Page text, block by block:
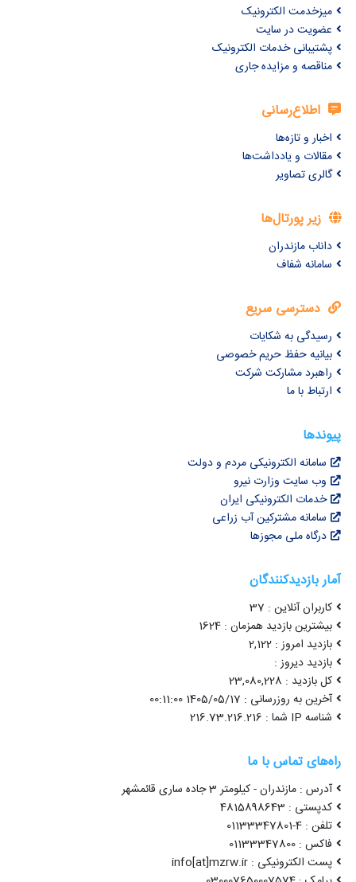
میزخدمت الکترونیک
عضویت در سایت
پشتیبانی خدمات الکترونیک
مناقصه و مزایده جاری
اطلاع‌رسانی
اخبار و تازه‌ها
مقالات و یادداشت‌ها
گالری تصاویر
زیر پورتال‌ها
داناب مازندران
سامانه شفاف
دسترسی سریع
رسیدگی به شکایات
بیانیه حفظ حریم خصوصی
راهبرد مشارکت شرکت
ارتباط با ما
پیوندها
سامانه الکترونیکی مردم و دولت
وب سایت وزارت نیرو
خدمات الکترونیکی ایران
سامانه مشترکین آب زراعی
درگاه ملی مجوزها
آمار بازدیدکنندگان
کاربران آنلاین : 37
بیشترین بازدید همزمان : 1624
بازدید امروز : 2,122
بازدید دیروز :
کل بازدید : 23,080,228
آخرین به روزرسانی : 1405/05/17 00:11:00
شناسه IP شما : 216.73.216.216
راه‌های تماس با ما
آدرس : مازندران - کیلومتر 3 جاده ساری قائمشهر
کدپستی : 4815898643
تلفن : 4-01133347801
فاکس : 01133347800
پست الکترونیکی : info[at]mzrw.ir